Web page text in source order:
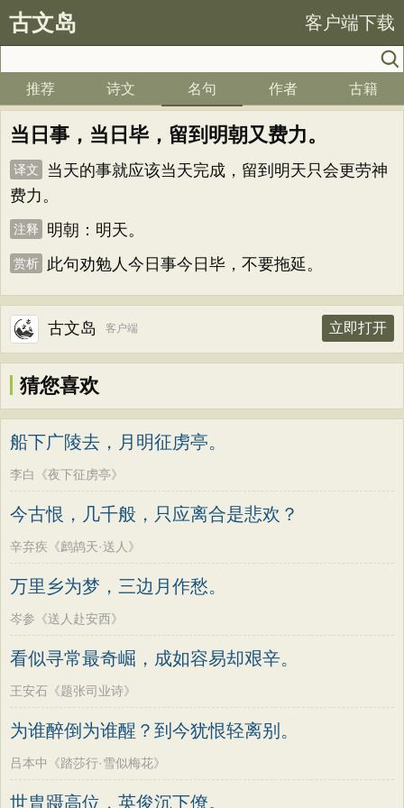
古文岛 客户端下载
推荐 诗文 名句 作者 古籍
当日事，当日毕，留到明朝又费力。
译文
当天的事就应该当天完成，留到明天只会更劳神
费力。
注释 明朝：明天。
赏析 此句劝勉人今日事今日毕，不要拖延。
古文岛 客户端 立即打开
猜您喜欢
船下广陵去，月明征虏亭。
李白《夜下征虏亭》
今古恨，几千般，只应离合是悲欢？
辛弃疾《鹧鸪天·送人》
万里乡为梦，三边月作愁。
岑参《送人赴安西》
看似寻常最奇崛，成如容易却艰辛。
王安石《题张司业诗》
为谁醉倒为谁醒？到今犹恨轻离别。
吕本中《踏莎行·雪似梅花》
世胄蹑高位，英俊沉下僚。